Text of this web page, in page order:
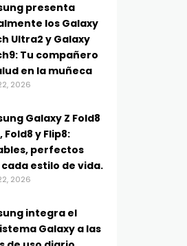
presenta
los Galaxy
Ultra2 y Galaxy
Tu compañero
en la muñeca
2026
Galaxy Z Fold8
Fold8 y Flip8:
perfectos
estilo de vida.
2026
integra el
Galaxy a las